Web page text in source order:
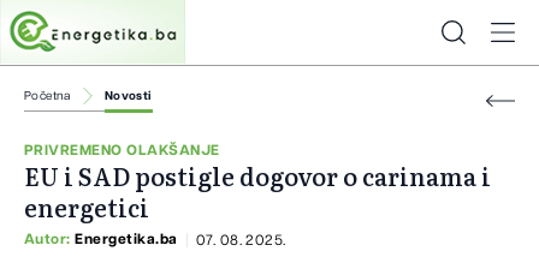
Početna Novosti
PRIVREMENO OLAKŠANJE
EU i SAD postigle dogovor o carinama i
energetici
Autor: Energetika.ba 07. 08. 2025.